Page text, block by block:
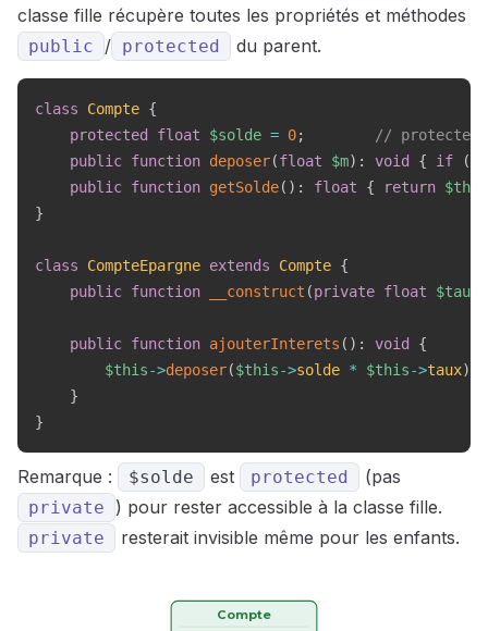
classe fille récupère toutes les propriétés et méthodes
public / protected du parent.
class Compte {
protected
float $solde = 0;
// protected
public function deposer(float $m) : void { if (
public function getSolde( ) : float { return $this
}
class CompteEpargne extends Compte {
public function __construct (private float $taux
public function ajouterInterets ( ) : void
{
$this->deposer($this->solde * $this->taux)
}
}
Remarque : $solde est protected (pas
private ) pour rester accessible à la classe fille.
private resterait invisible même pour les enfants.
Compte